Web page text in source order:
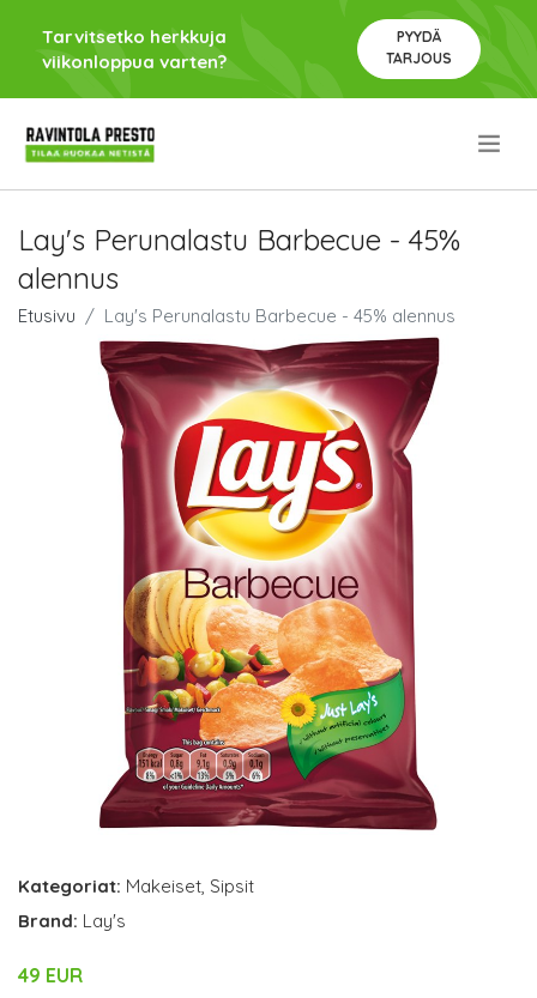
Tarvitsetko herkkuja
viikonloppua varten?
PYYDÄ
TARJOUS
Lay's Perunalastu Barbecue - 45%
alennus
Etusivu Lay's Perunalastu Barbecue - 45% alennus
Kategoriat: Makeiset, Sipsit
Brand: Lay's
49 EUR